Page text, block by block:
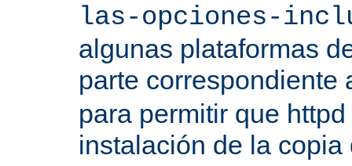
las-opciones-
algunas plataformas
parte
para permitir que
instalación de la